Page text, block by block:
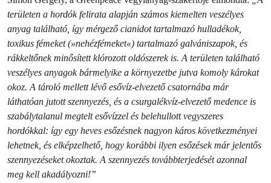
területen a hordók felirata alapján számos kiemelten veszélyes
anyag található, így mérgező cianidot tartalmazó hulladékok,
toxikus fémeket (»nehézfémeket«) tartalmazó galvániszapok, és
rákkeltőnek minősített klórozott oldószerek is. A területen található
veszélyes anyagok bármelyike a környezetbe jutva komoly károkat
okoz. A tároló mellett lévő esővíz-elvezető csatornába már
láthatóan jutott szennyezés, és a csurgalékvíz-elvezető medence is
szabálytalanul megtelt esővízzel és belehullott vegyszeres
hordókkal: így egy heves esőzésnek nagyon káros következményei
lehetnek, és elképzelhető, hogy korábbi ilyen esőzések már jelentős
szennyezéseket okoztak. A szennyezés továbbterjedését azonnal
meg kell akadályozni!”